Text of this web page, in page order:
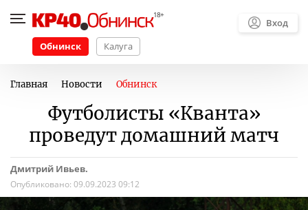
Обнинск Калуга
Вход
Главная Новости Обнинск
Футболисты «Кванта»
проведут домашний матч
Дмитрий Ивьев.
Опубликовано: 09.09.2023 09:12